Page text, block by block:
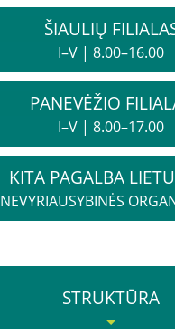
ŠIAULIŲ
I–V | 8.00–16.00
PANEVĖŽIO
I–V | 8.00–17.00
KITA PAGALBA
NEVYRIAUSYBINĖS
STRUKTŪRA